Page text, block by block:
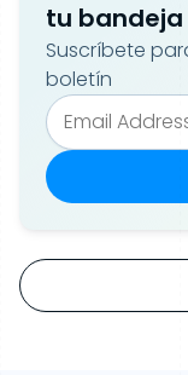
tu
Suscríbete
boletín